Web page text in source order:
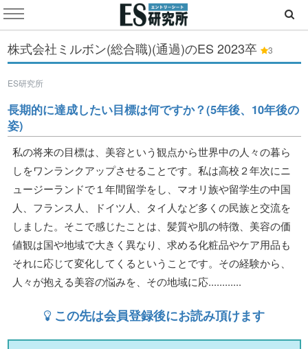
株式会社ミルボン(総合職)(通過)のES 2023卒 3
ES研究所
長期的に達成したい目標は何ですか？(5年後、10年後の
姿)
私の将来の目標は、美容という観点から世界中の人々の暮ら
しをワンランクアップさせることです。私は高校２年次にニ
ュージーランドで１年間留学をし、マオリ族や留学生の中国
人、フランス人、ドイツ人、タイ人など多くの民族と交流を
しました。そこで感じたことは、髪質や肌の特徴、美容の価
値観は国や地域で大きく異なり、求める化粧品やケア用品も
それに応じて変化してくるということです。その経験から、
人々が抱える美容の悩みを、その地域に応............
この先は会員登録後にお読み頂けます